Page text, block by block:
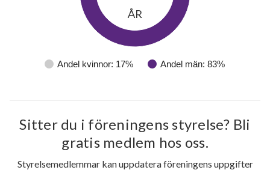
Andel kvinnor: 17% Andel män: 83%
ÅR
Sitter du i föreningens styrelse? Bli
gratis medlem hos oss.
Styrelsemedlemmar kan uppdatera föreningens uppgifter